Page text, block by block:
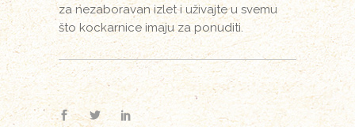
za nezaboravan izlet i uživajte u svemu
što kockarnice imaju za ponuditi.